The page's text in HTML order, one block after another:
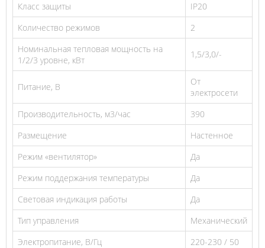
Класс защиты
IP20
Количество режимов
2
Номинальная тепловая мощность на
1/2/3 уровне, кВт
1,5/3,0/-
Питание, В
От
электросети
Производительность, м3/час
390
Размещение
Настенное
Режим «вентилятор»
Да
Режим поддержания температуры
Да
Световая индикация работы
Да
Тип управления
Механический
Электропитание, В/Гц
220-230 / 50